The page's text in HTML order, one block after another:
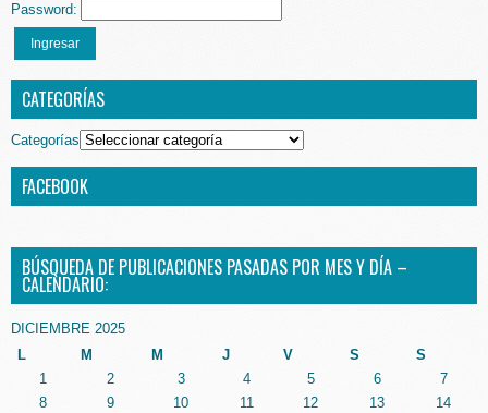
Password:
Ingresar
CATEGORÍAS
Categorías
FACEBOOK
BÚSQUEDA DE PUBLICACIONES PASADAS POR MES Y DÍA –
CALENDARIO:
DICIEMBRE 2025
L
M M J V S S
1 2 3 4 5 6
7
8
9 10 11 12 13
14